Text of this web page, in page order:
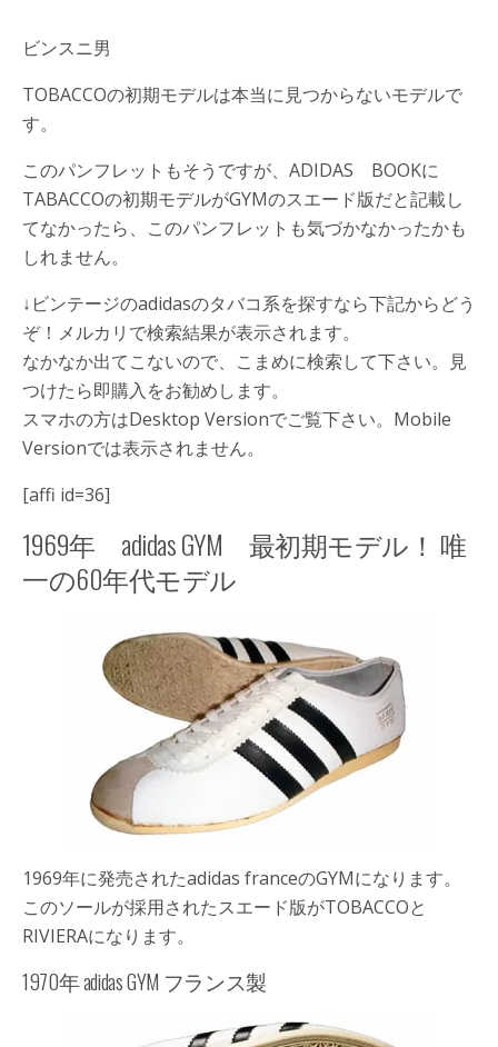
ビンスニ男
TOBACCOの初期モデルは本当に見つからないモデルで
す。
このパンフレットもそうですが、ADIDAS BOOKに
TABACCOの初期モデルがGYMのスエード版だと記載し
てなかったら、このパンフレットも気づかなかったかも
しれません。
↓ビンテージのadidasのタバコ系を探すなら下記からどう
ぞ！メルカリで検索結果が表示されます。
なかなか出てこないので、こまめに検索して下さい。見
つけたら即購入をお勧めします。
スマホの方はDesktop Versionでご覧下さい。Mobile
Versionでは表示されません。
[affi id=36]
1969年 adidas GYM 最初期モデル！ 唯
一の60年代モデル
1969年に発売されたadidas franceのGYMになります。
このソールが採用されたスエード版がTOBACCOと
RIVIERAになります。
1970年 adidas GYM フランス製